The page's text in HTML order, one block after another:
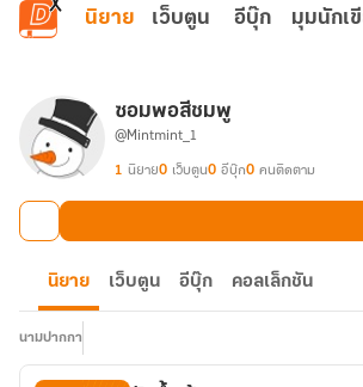
ข้ามไปยังเนื้อหาหลัก
นิยาย เว็บตูน อีบุ๊ก มุมนักเ
ซอมพอสีชมพู
@Mintmint_1
1 นิยาย0 เว็บตูน0 อีบุ๊ก0 คนติดตาม
นิยาย เว็บตูน อีบุ๊ก คอลเล็กชัน
นามปากกา